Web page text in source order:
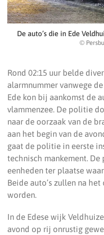
De auto’s die in Ede
©
Rond 02:15 uur belde
alarmnummer vanwege
Ede kon bij aankomst de
vlammenzee. De politie
naar de oorzaak van de
aan het begin van de
gaat de politie in eerste
technisch mankement.
eenheden ter plaatse
Beide auto’s zullen na
worden.
In de Edese wijk
avond op rij onrustig